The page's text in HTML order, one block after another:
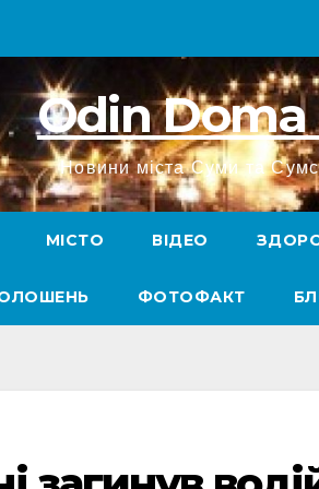
Odin Doma
Новини міста Суми та
МІСТО ВІДЕО
ФОТОФАКТ